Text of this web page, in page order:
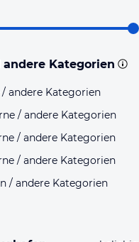
Kategorien
/ andere Kategorien
/ andere Kategorien
/ andere Kategorien
/ andere Kategorien
/ andere Kategorien